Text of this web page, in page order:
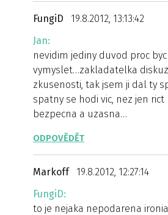
FungiD
19.8.2012, 13:13:42
Jan:
nevidim jediny duvod proc
vymyslet…zakladatelka
zkusenosti, tak jsem ji dal ty
spatny se hodi vic, nez jen
bezpecna a uzasna…
ODPOVĚDĚT
Markoff
19.8.2012, 12:27:14
FungiD:
to je nejaka nepodarena